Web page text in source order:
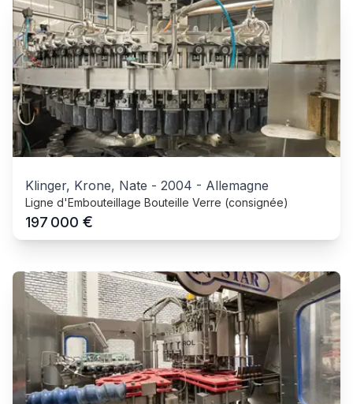
Klinger, Krone, Nate - 2004 - Allemagne
Ligne d'Embouteillage Bouteille Verre (consignée)
197 000 €